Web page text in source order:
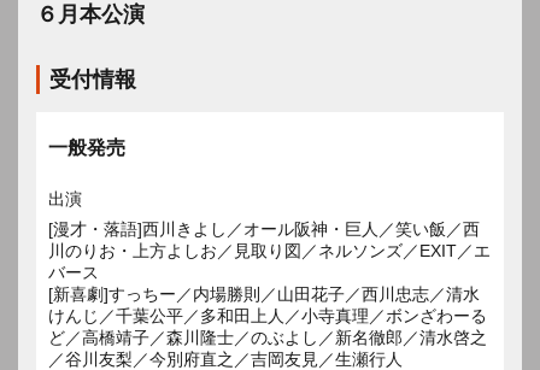
６月本公演
受付情報
一般発売
出演
[漫才・落語]西川きよし／オール阪神・巨人／笑い飯／西
川のりお・上方よしお／見取り図／ネルソンズ／EXIT／エ
バース
[新喜劇]すっちー／内場勝則／山田花子／西川忠志／清水
けんじ／千葉公平／多和田上人／小寺真理／ボンざわーる
ど／高橋靖子／森川隆士／のぶよし／新名徹郎／清水啓之
／谷川友梨／今別府直之／吉岡友見／生瀬行人